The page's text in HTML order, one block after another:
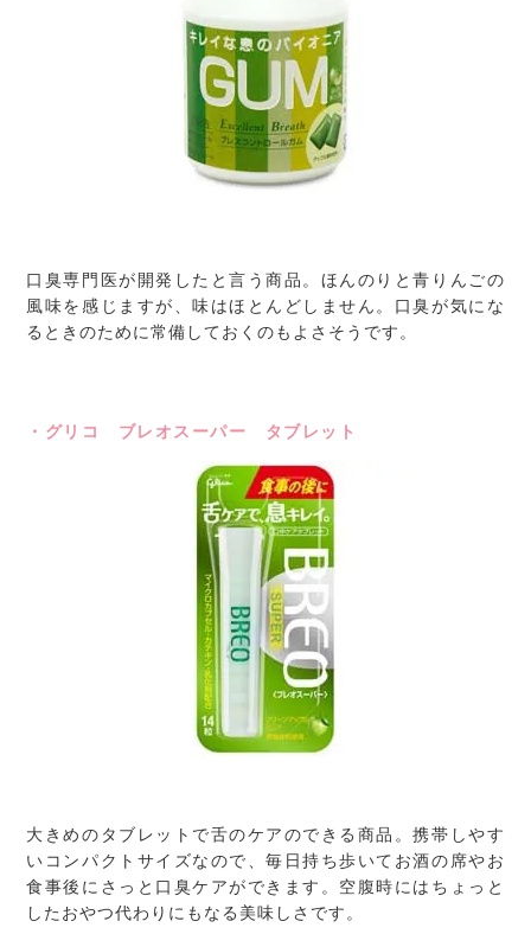
口臭専門医が開発したと言う商品。ほんのりと青りんごの
風味を感じますが、味はほとんどしません。口臭が気にな
るときのために常備しておくのもよさそうです。
・グリコ ブレオスーパー タブレット
大きめのタブレットで舌のケアのできる商品。携帯しやす
いコンパクトサイズなので、毎日持ち歩いてお酒の席やお
食事後にさっと口臭ケアができます。空腹時にはちょっと
したおやつ代わりにもなる美味しさです。